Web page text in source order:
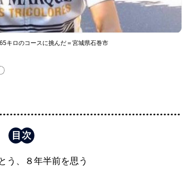
キロのコースに挑んだ＝宮城県石巻市
う、８年半前を思う